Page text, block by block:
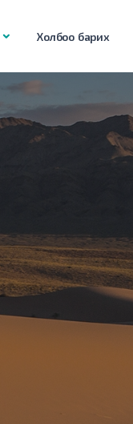
Холбоо барих